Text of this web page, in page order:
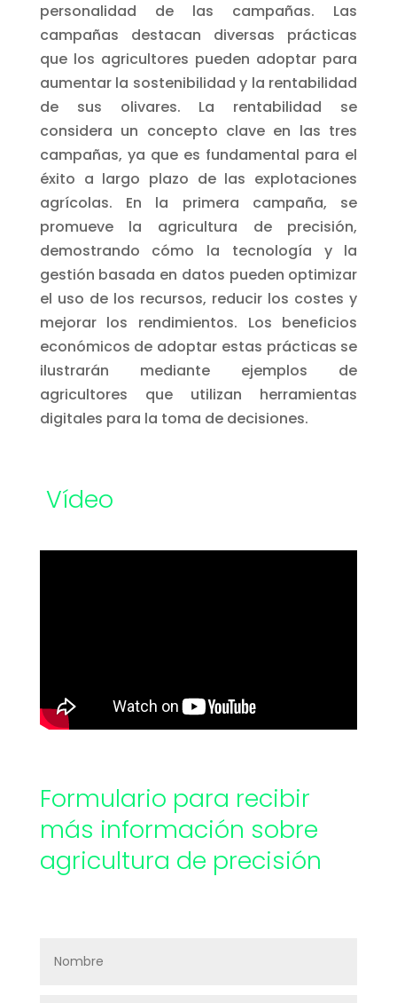
personalidad de las campañas. Las
campañas destacan diversas prácticas
que los agricultores pueden adoptar para
aumentar la sostenibilidad y la rentabilidad
de sus olivares. La rentabilidad se
considera un concepto clave en las tres
campañas, ya que es fundamental para el
éxito a largo plazo de las explotaciones
agrícolas. En la primera campaña, se
promueve la agricultura de precisión,
demostrando cómo la tecnología y la
gestión basada en datos pueden optimizar
el uso de los recursos, reducir los costes y
mejorar los rendimientos. Los beneficios
económicos de adoptar estas prácticas se
ilustrarán mediante ejemplos de
agricultores que utilizan herramientas
digitales para la toma de decisiones.
Vídeo
Formulario para recibir
más información sobre
agricultura de precisión